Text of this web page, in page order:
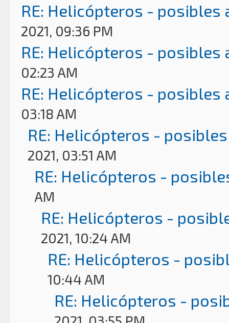
RE: Helicópteros - posibles
2021, 09:36 PM
RE: Helicópteros - posibles
02:23 AM
RE: Helicópteros - posibles
03:18 AM
RE: Helicópteros -
2021, 03:51 AM
RE: Helicópteros -
AM
RE: Helicópteros -
2021, 10:24 AM
RE: Helicópteros -
10:44 AM
RE: Helicópteros -